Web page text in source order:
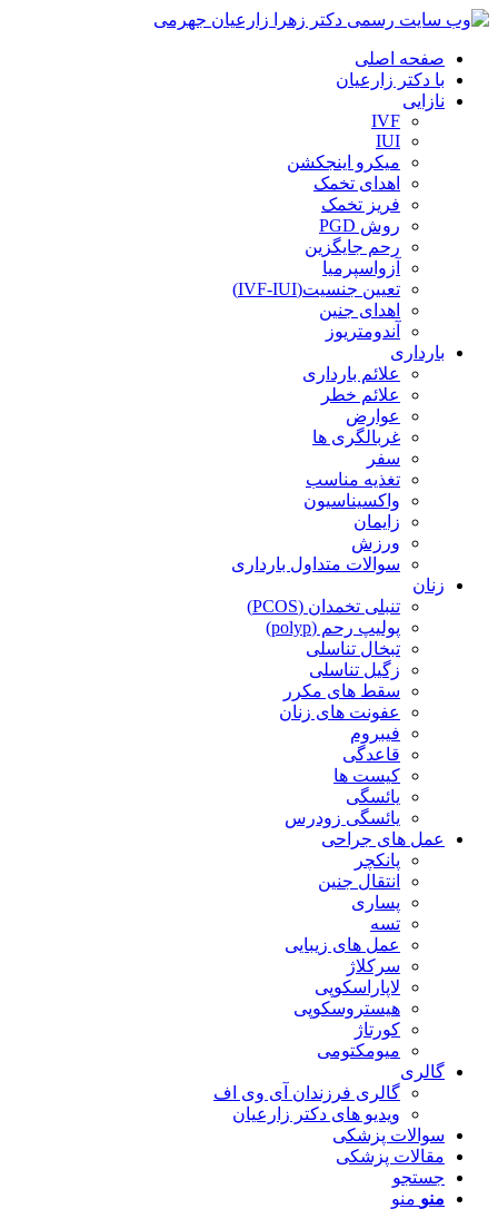
صفحه اصلی
با دکتر زارعیان
نازایی
IVF
IUI
میکرو اینجکشن
اهدای تخمک
فریز تخمک
روش PGD
رحم جایگزین
آزواسپرمیا
تعیین جنسیت(IVF-IUI)
اهدای جنین
آندومتریوز
بارداری
علائم بارداری
علائم خطر
عوارض
غربالگری ها
سفر
تغذیه مناسب
واکسیناسیون
زایمان
ورزش
سوالات متداول بارداری
زنان
تنبلی تخمدان (PCOS)
پولیپ رحم (polyp)
تبخال تناسلی
زگیل تناسلی
سقط های مکرر
عفونت های زنان
فیبروم
قاعدگی
کیست ها
یائسگی
یائسگی زودرس
عمل های جراحی
پانکچر
انتقال جنین
پساری
تسه
عمل های زیبایی
سرکلاژ
لاپاراسکوپی
هیستروسکوپی
کورتاژ
میومکتومی
گالری
گالری فرزندان آی وی اف
ویدیو های دکتر زارعیان
سوالات پزشکی
مقالات پزشکی
جستجو
منو منو